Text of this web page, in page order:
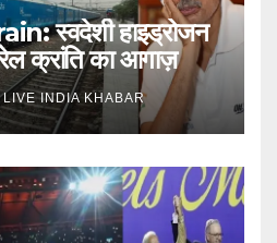
स्वदेशी हाइड्रोजन
क्रांति का आगाज़
LIVE INDIA KHABAR